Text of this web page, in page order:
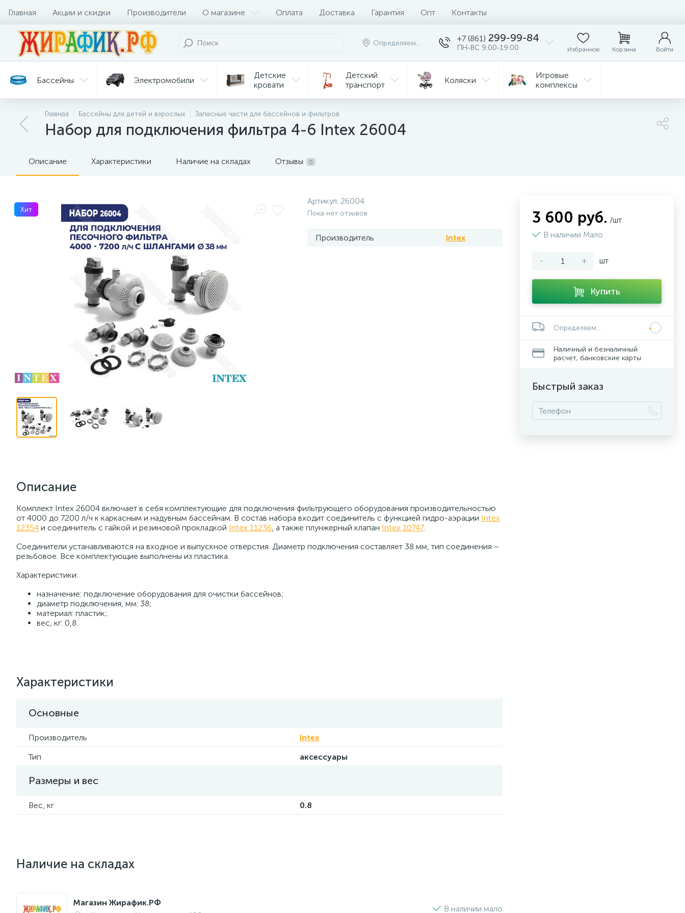
Главная Акции и скидки Производители О магазине Оплата Доставка Гарантия Опт Контакты
Определяем... +7 (861) 299-99-84
ПН-ВС 9:00-19:00 Избранное Корзина Войти
Бассейны Электромобили
Детские
кровати
Детский
транспорт
Коляски
Игровые
комплексы
Батуты Велосипеды Мебель Игрушки
и уход
горки
для кормления
Главная Бассейны для детей и взрослых Запасные части для бассейнов и фильтров
Набор для подключения фильтра 4-6 Intex 26004
Описание Характеристики Наличие на складах Отзывы 0
Хит
Артикул: 26004
Пока нет отзывов
Производитель Intex
Описание
Комплект Intex 26004 включает в себя комплектующие для подключения фильтрующего оборудования производительностью
от 4000 до 7200 л/ч к каркасным и надувным бассейнам. В состав набора входит соединитель с функцией гидро-аэрации Intex
12354 и соединитель с гайкой и резиновой прокладкой Intex 11236, а также плунжерный клапан Intex 10747.
Соединители устанавливаются на входное и выпускное отверстия. Диаметр подключения составляет 38 мм, тип соединения –
резьбовое. Все комплектующие выполнены из пластика.
Характеристики:
назначение: подключение оборудования для очистки бассейнов;
диаметр подключения, мм: 38;
материал: пластик;
вес, кг: 0,8.
Характеристики
Основные
Производитель
Intex
Тип
аксессуары
Размеры и вес
Вес, кг 0.8
Наличие на складах
Магазин Жирафик.РФ
В наличии мало
3 600 руб. /шт
В наличии Мало
- + шт
Купить
Определяем...
Наличный и безналичный
расчет, банковские карты
Быстрый заказ